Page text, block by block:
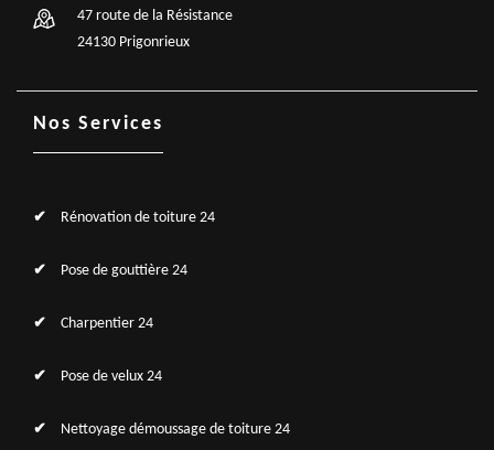
47 route de la Résistance
24130 Prigonrieux
Nos Services
Rénovation de toiture 24
Pose de gouttière 24
Charpentier 24
Pose de velux 24
Nettoyage démoussage de toiture 24